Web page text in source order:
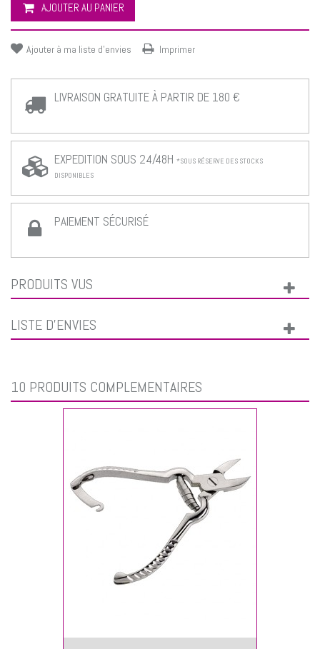
AJOUTER AU PANIER
Ajouter à ma liste d'envies Imprimer
LIVRAISON GRATUITE À PARTIR DE 180 €
EXPEDITION SOUS 24/48H *SOUS RÉSERVE DES STOCKS
DISPONIBLES
PAIEMENT SÉCURISÉ
PRODUITS VUS
LISTE D'ENVIES
10 PRODUITS COMPLÉMENTAIRES